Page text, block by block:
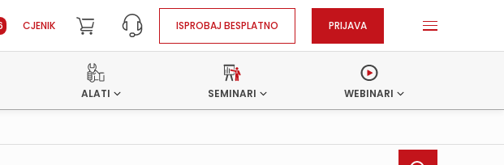
CJENIK ISPROBAJ BESPLATNO PRIJAVA
ALATI SEMINARI WEBINARI